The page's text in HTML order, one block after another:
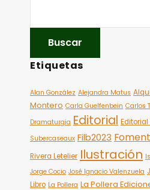
Etiquetas
Alan González Alejandra Matus
Montero Carla Guelfenbein Carlos
Dramaturgia Editorial Editorial
Subercaseaux Filb2023
Rivera Letelier Ilustración
Jorge Cocio José Ignacio Valenzuela
Libro La Pollera La Pollera